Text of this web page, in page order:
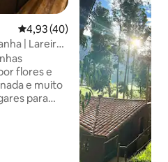
4,93 de uma avaliação média
4,93 (40)
| Lareira
flores e
para